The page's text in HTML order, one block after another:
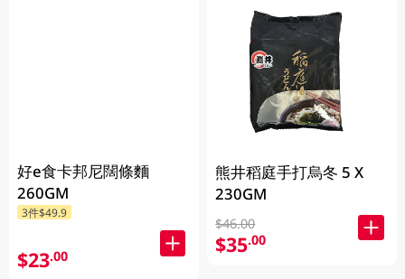
好e食卡邦尼闊條麵
260GM
3件$49.9
$23.00
熊井稻庭手打烏冬 5 X
230GM
$46.00
$35.00